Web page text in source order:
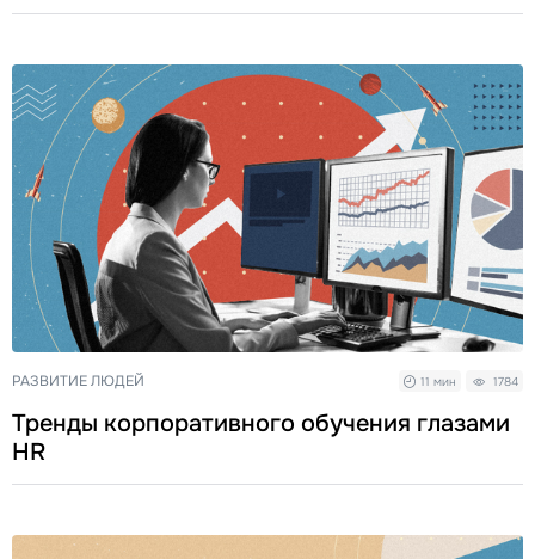
РАЗВИТИЕ ЛЮДЕЙ 11 мин 1784
Тренды корпоративного обучения глазами
HR